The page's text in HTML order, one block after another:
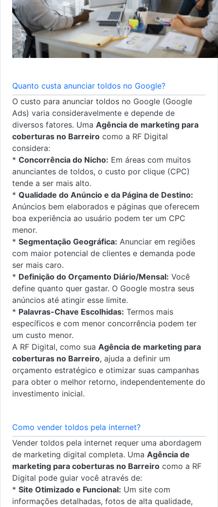
Quanto custa anunciar toldos no Google?
O custo para anunciar toldos no Google (Google
Ads) varia consideravelmente e depende de
diversos fatores. Uma Agência de marketing para
coberturas no Barreiro como a RF Digital
considera:
* Concorrência do Nicho: Em áreas com muitos
anunciantes de toldos, o custo por clique (CPC)
tende a ser mais alto.
* Qualidade do Anúncio e da Página de Destino:
Anúncios bem elaborados e páginas que oferecem
boa experiência ao usuário podem ter um CPC
menor.
* Segmentação Geográfica: Anunciar em regiões
com maior potencial de clientes e demanda pode
ser mais caro.
* Definição do Orçamento Diário/Mensal: Você
define quanto quer gastar. O Google mostra seus
anúncios até atingir esse limite.
* Palavras-Chave Escolhidas: Termos mais
específicos e com menor concorrência podem ter
um custo menor.
A RF Digital, como sua Agência de marketing para
coberturas no Barreiro, ajuda a definir um
orçamento estratégico e otimizar suas campanhas
para obter o melhor retorno, independentemente do
investimento inicial.
Como vender toldos pela internet?
Vender toldos pela internet requer uma abordagem
de marketing digital completa. Uma Agência de
marketing para coberturas no Barreiro como a RF
Digital pode guiar você através de:
* Site Otimizado e Funcional: Um site com
informações detalhadas, fotos de alta qualidade,